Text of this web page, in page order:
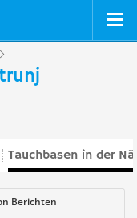
Tauchbasen in der
Berichten